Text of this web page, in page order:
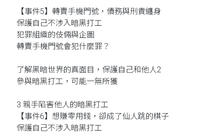
【事件5】轉賣手機門號，債務與刑責纏身
保護自己不涉入暗黑打工
犯罪組織的伎倆與企圖
轉賣手機門號會犯什麼罪？
了解黑暗世界的真面目，保護自己和他人2
參與暗黑打工，可能一無所獲
3 親手陷害他人的暗黑打工
【事件6】想賺零用錢，卻成了仙人跳的棋子
保護自己不涉入暗黑打工